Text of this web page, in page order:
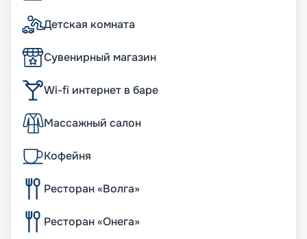
Детская комната
Сувенирный магазин
Wi-fi интернет в баре
Массажный салон
Кофейня
Ресторан «Волга»
Ресторан «Онега»